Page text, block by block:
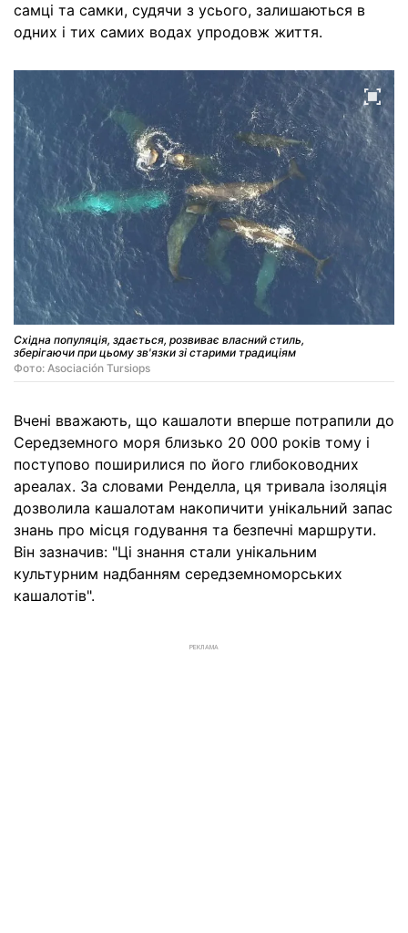
самці та самки, судячи з усього, залишаються в
одних і тих самих водах упродовж життя.
Східна популяція, здається, розвиває власний стиль,
зберігаючи при цьому зв'язки зі старими традиціям
Фото: Asociación Tursiops
Вчені вважають, що кашалоти вперше потрапили до
Середземного моря близько 20 000 років тому і
поступово поширилися по його глибоководних
ареалах. За словами Ренделла, ця тривала ізоляція
дозволила кашалотам накопичити унікальний запас
знань про місця годування та безпечні маршрути.
Він зазначив: "Ці знання стали унікальним
культурним надбанням середземноморських
кашалотів".
РЕКЛАМА